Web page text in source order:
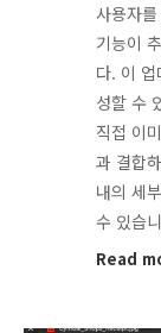
사용자
기능이
다. 이
성할 수
직접 이
과 결합
내의 세
수 있습
Read